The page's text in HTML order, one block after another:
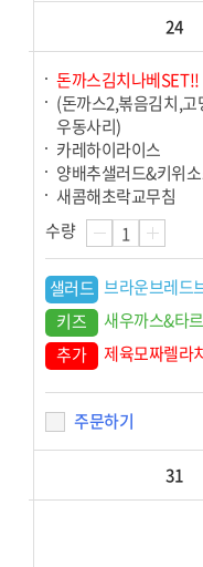
24
돈까스김치나베SET!!
(돈까스2,볶음김치,고
우동사리)
카레하이라이스
양배추샐러드&키위
새콤해초락교무침
수량
샐러드 브라운브레드
키즈
새우까스&타
추가
제육모짜렐라
주문하기
31